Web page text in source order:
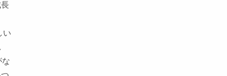
い
な